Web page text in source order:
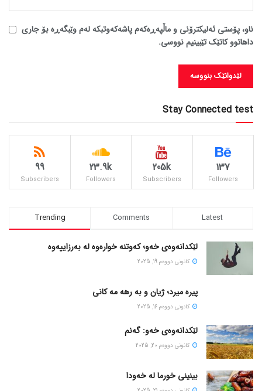
ناو، پۆستی ئەلیکترۆنی و ماڵپەڕەکەم پاشەکەوتبکە لەم وێبگەڕە بۆ جاری
داهاتوو کاتێک تێبینیم نووسی.
Stay Connected test
137
Followers
205k
Subscribers
23.9k
Followers
99
Subscribers
Trending Comments Latest
لێکدانەوەی خەو؛ کەوتنە خوارەوە لە بەرزاییەوە
كانونی دووه‌م 19, 2025
پیره میرد؛ ژیان و به رهه مه کانی
كانونی دووه‌م 16, 2025
لێکدانەوەی خەو: گەنم
كانونی دووه‌م 20, 2025
بینینی خورما لە خەودا